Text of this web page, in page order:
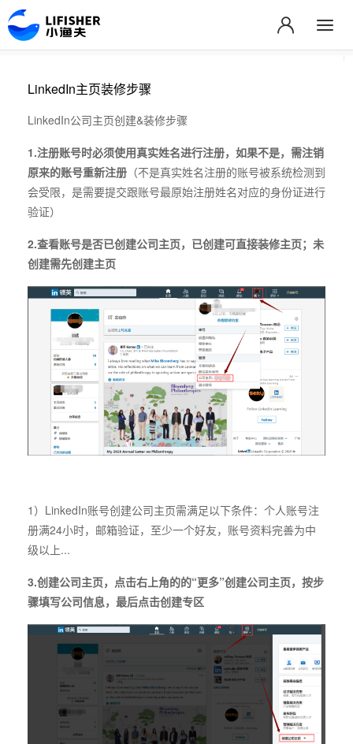
LinkedIn主页装修步骤
LinkedIn公司主页创建&装修步骤
1.注册账号时必须使用真实姓名进行注册，如果不是，需注销
原来的账号重新注册 （不是真实姓名注册的账号被系统检测到
会受限，是需要提交跟账号最原始注册姓名对应的身份证进行
验证）
2.查看账号是否已创建公司主页，已创建可直接装修主页；未
创建需先创建主页
1）LinkedIn账号创建公司主页需满足以下条件：个人账号注
册满24小时，邮箱验证，至少一个好友，账号资料完善为中
级以上...
3.创建公司主页，点击右上角的的“更多”创建公司主页，按步
骤填写公司信息，最后点击创建专区